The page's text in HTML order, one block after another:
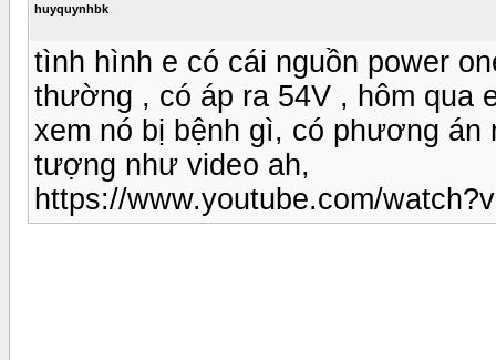
huyquynhbk
tình hình e có cái nguồn power
thường , có áp ra 54V , hôm qua
xem nó bị bệnh gì, có phương
tượng như video ah,
https://www.youtube.com/